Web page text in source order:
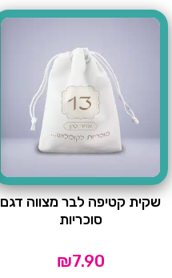
שקית קטיפה לבר מצווה דגם
סוכריות
₪7.90